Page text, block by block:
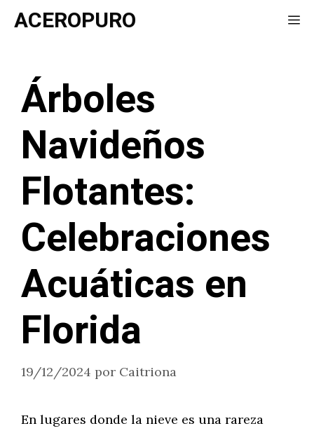
Saltar
ACEROPURO
Árboles
Navideños
Flotantes:
Celebraciones
Acuáticas en
Florida
19/12/2024 por Caitriona
En lugares donde la nieve es una rareza